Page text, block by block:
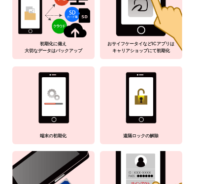
初期化に備え
大切なデータはバックアップ
おサイフケータイなどICアプリは
キャリアショップにて初期化
端末の初期化 遠隔ロックの解除